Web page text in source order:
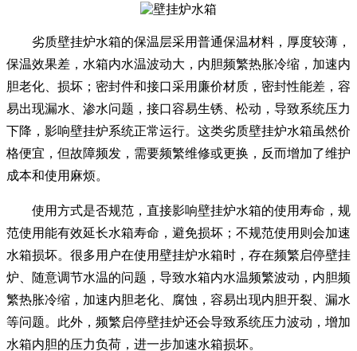
劣质壁挂炉水箱的保温层采用普通保温材料，厚度较薄，
保温效果差，水箱内水温波动大，内胆频繁热胀冷缩，加速内
胆老化、损坏；密封件和接口采用廉价材质，密封性能差，容
易出现漏水、渗水问题，接口容易生锈、松动，导致系统压力
下降，影响壁挂炉系统正常运行。这类劣质壁挂炉水箱虽然价
格便宜，但故障频发，需要频繁维修或更换，反而增加了维护
成本和使用麻烦。
使用方式是否规范，直接影响壁挂炉水箱的使用寿命，规
范使用能有效延长水箱寿命，避免损坏；不规范使用则会加速
水箱损坏。很多用户在使用壁挂炉水箱时，存在频繁启停壁挂
炉、随意调节水温的问题，导致水箱内水温频繁波动，内胆频
繁热胀冷缩，加速内胆老化、腐蚀，容易出现内胆开裂、漏水
等问题。此外，频繁启停壁挂炉还会导致系统压力波动，增加
水箱内胆的压力负荷，进一步加速水箱损坏。